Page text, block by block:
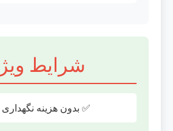
شرایط
✅ بدون هزینه نگهداری